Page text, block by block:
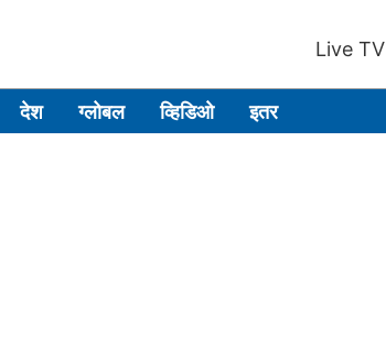
Live TV
देश ग्लोबल व्हिडिओ इतर